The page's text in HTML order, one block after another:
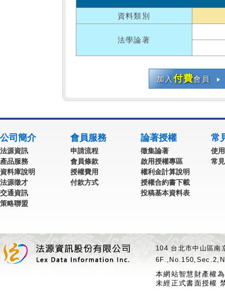
資料類別
法學論著
加入付費會員
公司簡介
法源資訊
產品服務
資料庫說明
法源徵才
交通資訊
策略聯盟
會員服務
申請流程
會員條款
授權費用
付款方式
論著授權
徵集論著
啟用授權專區
權利金計算說明
授權合約書下載
投稿基本資料表
常
使
常
104 台北市中山區
本網站智慧財產權
未經正式書面授權